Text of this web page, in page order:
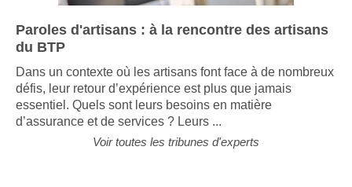
Paroles d'artisans : à la rencontre des artisans
Dans un contexte où les artisans font face à de nombreux
défis, leur retour d’expérience est plus que jamais
essentiel. Quels sont leurs besoins en matière